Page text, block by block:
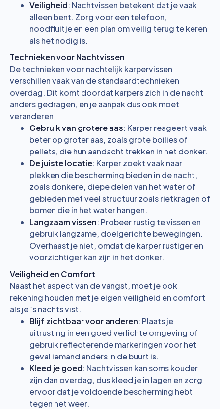
Veiligheid: Nachtvissen betekent dat je vaak
alleen bent. Zorg voor een telefoon,
noodfluitje en een plan om veilig terug te keren
als het nodig is.
Technieken voor Nachtvissen
De technieken voor nachtelijk karpervissen
verschillen vaak van de standaardtechnieken
overdag. Dit komt doordat karpers zich in de nacht
anders gedragen, en je aanpak dus ook moet
veranderen.
Gebruik van grotere aas: Karper reageert vaak
beter op groter aas, zoals grote boilies of
pellets, die hun aandacht trekken in het donker.
De juiste locatie: Karper zoekt vaak naar
plekken die bescherming bieden in de nacht,
zoals donkere, diepe delen van het water of
gebieden met veel structuur zoals rietkragen of
bomen die in het water hangen.
Langzaam vissen: Probeer rustig te vissen en
gebruik langzame, doelgerichte bewegingen.
Overhaast je niet, omdat de karper rustiger en
voorzichtiger kan zijn in het donker.
Veiligheid en Comfort
Naast het aspect van de vangst, moet je ook
rekening houden met je eigen veiligheid en comfort
als je ’s nachts vist.
Blijf zichtbaar voor anderen: Plaats je
uitrusting in een goed verlichte omgeving of
gebruik reflecterende markeringen voor het
geval iemand anders in de buurt is.
Kleed je goed: Nachtvissen kan soms kouder
zijn dan overdag, dus kleed je in lagen en zorg
ervoor dat je voldoende bescherming hebt
tegen het weer.